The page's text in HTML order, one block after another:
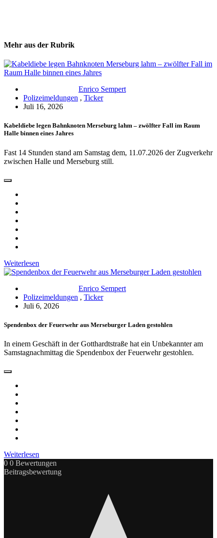
Mehr aus der Rubrik
Enrico Sempert
Polizeimeldungen , Ticker
Juli 16, 2026
Kabeldiebe legen Bahnknoten Merseburg lahm – zwölfter Fall im Raum
Halle binnen eines Jahres
Fast 14 Stunden stand am Samstag dem, 11.07.2026 der Zugverkehr
zwischen Halle und Merseburg still.
Weiterlesen
Enrico Sempert
Polizeimeldungen , Ticker
Juli 6, 2026
Spendenbox der Feuerwehr aus Merseburger Laden gestohlen
In einem Geschäft in der Gotthardtstraße hat ein Unbekannter am
Samstagnachmittag die Spendenbox der Feuerwehr gestohlen.
Weiterlesen
0 0 Bewertungen
Beitragsbewertung